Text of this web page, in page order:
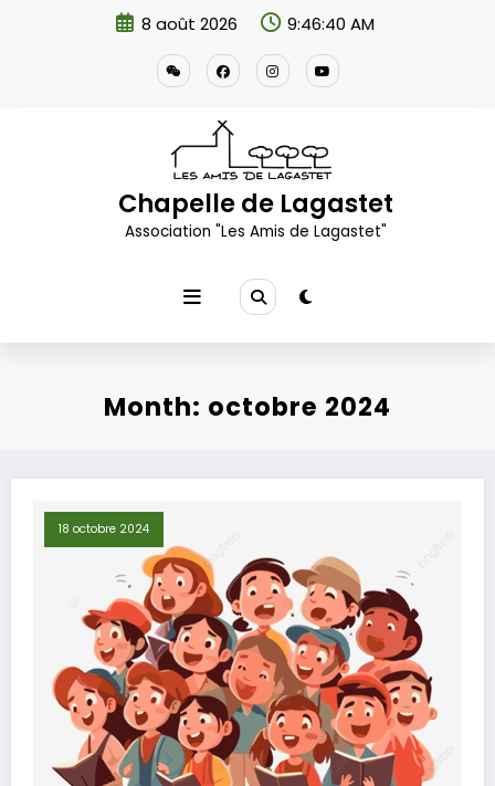
8 août 2026 9:46:40 AM
Chapelle de Lagastet
Association "Les Amis de Lagastet"
Month: octobre 2024
18 octobre 2024